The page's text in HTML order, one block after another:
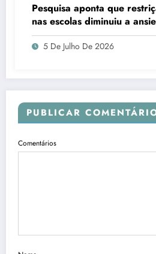
Pesquisa aponta que
nas escolas diminuiu a
estudantes
5 De Julho De 2026
PUBLICAR
Comentários